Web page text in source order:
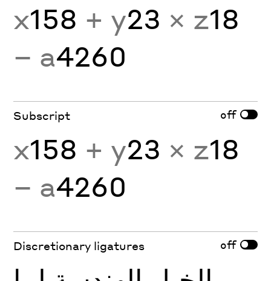
x158 + y23 × z18
− a4260
Subscript off
x158 + y23 × z18
− a4260
Discretionary ligatures off